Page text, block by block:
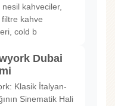
kahveciler,
kahve
cold b
Dubai
Klasik İtalyan-
Sinematik Hali